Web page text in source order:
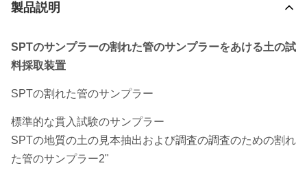
製品説明
SPTのサンプラーの割れた管のサンプラーをあける土の試
料採取装置
SPTの割れた管のサンプラー
標準的な貫入試験のサンプラー
SPTの地質の土の見本抽出および調査の調査のための割れ
た管のサンプラー2"